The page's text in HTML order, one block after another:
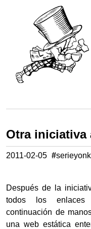
Otra iniciativa
2011-02-05 #
Después de la
todos los enlaces
continuación de
una web estática